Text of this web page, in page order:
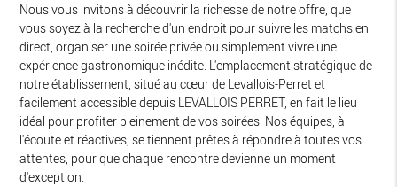
Nous vous invitons à découvrir la richesse de notre offre, que
vous soyez à la recherche d'un endroit pour suivre les matchs en
direct, organiser une soirée privée ou simplement vivre une
expérience gastronomique inédite. L'emplacement stratégique de
notre établissement, situé au cœur de Levallois-Perret et
facilement accessible depuis LEVALLOIS PERRET, en fait le lieu
idéal pour profiter pleinement de vos soirées. Nos équipes, à
l'écoute et réactives, se tiennent prêtes à répondre à toutes vos
attentes, pour que chaque rencontre devienne un moment
d'exception.